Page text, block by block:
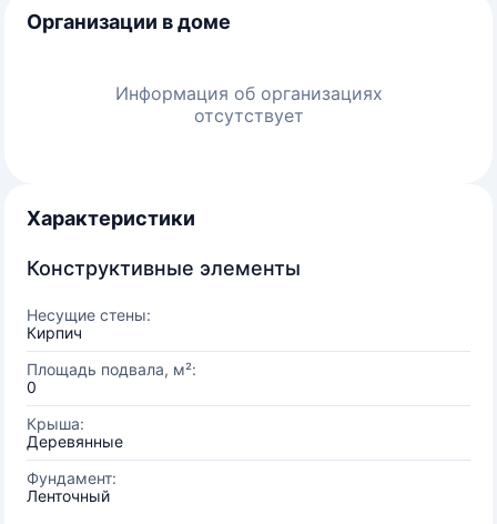
Организации в доме
Информация об организациях
отсутствует
Характеристики
Конструктивные элементы
Несущие стены:
Кирпич
Площадь подвала, м²:
0
Крыша:
Деревянные
Фундамент:
Ленточный